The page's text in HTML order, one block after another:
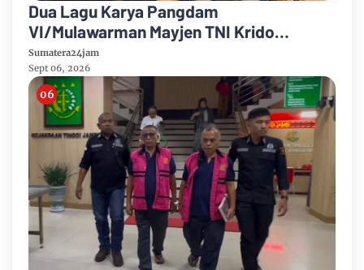
Dua Lagu Karya Pangdam
VI/Mulawarman Mayjen TNI Krido
Pramono Jadi Ikon Singing Competition
HUT Ke-81 RI
Sumatera24jam
Sept 06, 2026